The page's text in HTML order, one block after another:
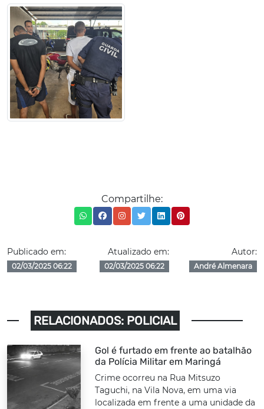
Compartilhe:
Publicado em:
02/03/2025 06:22
Atualizado em:
02/03/2025 06:22
Autor:
André Almenara
RELACIONADOS: POLICIAL
Gol é furtado em frente ao batalhão
da Polícia Militar em Maringá
Crime ocorreu na Rua Mitsuzo
Taguchi, na Vila Nova, em uma via
localizada em frente a uma unidade da